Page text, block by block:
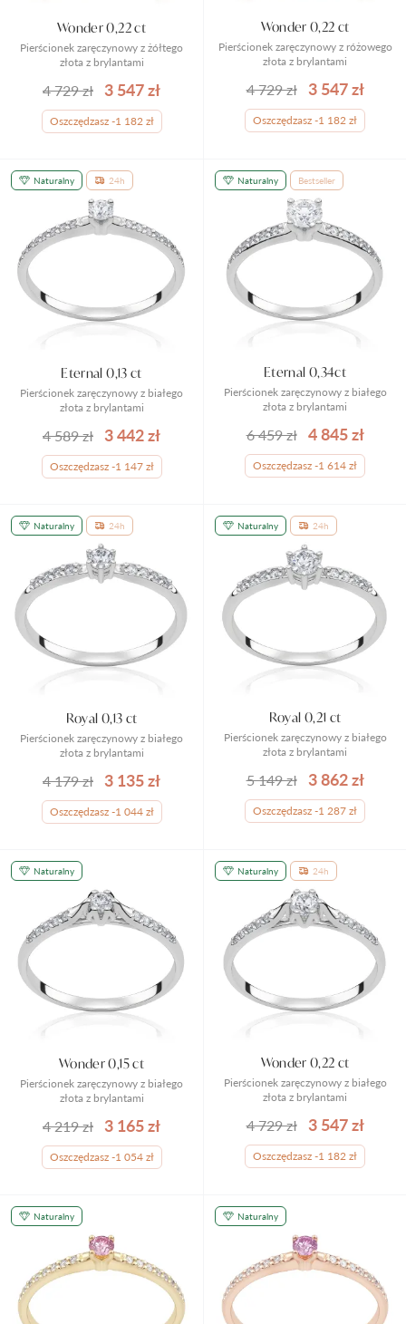
Pierścionek zaręczynowy z żółtego
złota z brylantami
Wonder 0,22 ct
4 729 zł 3 547 zł
Oszczędzasz -1 182 zł
Pierścionek zaręczynowy z różowego
złota z brylantami
Wonder 0,22 ct
4 729 zł 3 547 zł
Oszczędzasz -1 182 zł
Naturalny 24h
Pierścionek zaręczynowy z białego
złota z brylantami
Eternal 0,13 ct
4 589 zł 3 442 zł
Oszczędzasz -1 147 zł
Naturalny Bestseller
Pierścionek zaręczynowy z białego
złota z brylantami
Eternal 0,34ct
6 459 zł 4 845 zł
Oszczędzasz -1 614 zł
Naturalny 24h
Pierścionek zaręczynowy z białego
złota z brylantami
Royal 0,13 ct
4 179 zł 3 135 zł
Oszczędzasz -1 044 zł
Naturalny 24h
Pierścionek zaręczynowy z białego
złota z brylantami
Royal 0,21 ct
5 149 zł 3 862 zł
Oszczędzasz -1 287 zł
Naturalny
Pierścionek zaręczynowy z białego
złota z brylantami
Wonder 0,15 ct
4 219 zł 3 165 zł
Oszczędzasz -1 054 zł
Naturalny 24h
Pierścionek zaręczynowy z białego
złota z brylantami
Wonder 0,22 ct
4 729 zł 3 547 zł
Oszczędzasz -1 182 zł
Naturalny Naturalny